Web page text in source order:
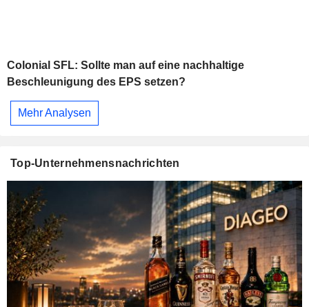
Colonial SFL: Sollte man auf eine nachhaltige
Beschleunigung des EPS setzen?
Mehr Analysen
Top-Unternehmensnachrichten